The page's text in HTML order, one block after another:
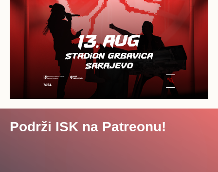
Podrži ISK na Patreonu!